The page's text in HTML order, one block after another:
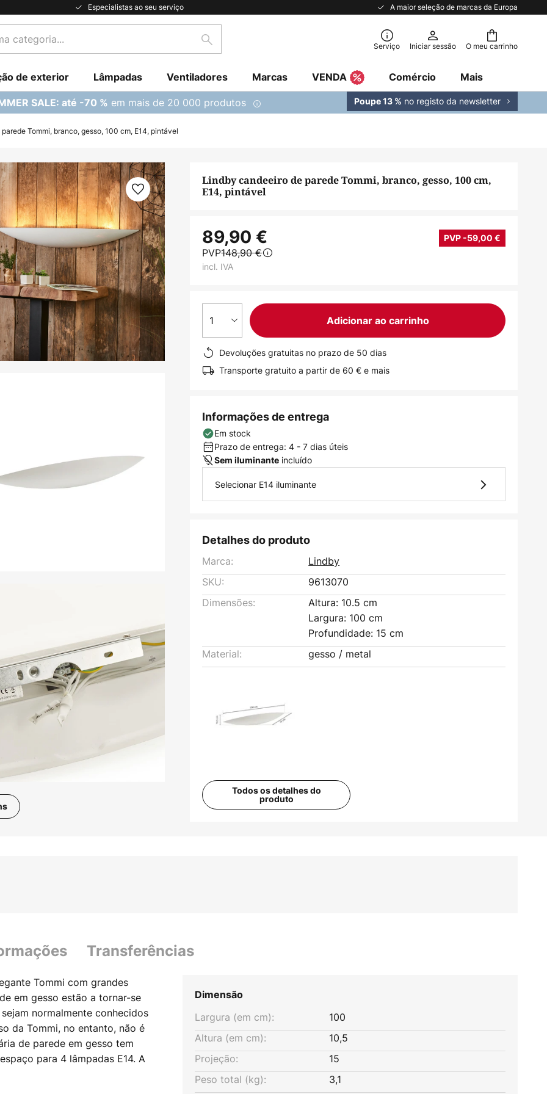
Especialistas ao seu serviço A maior seleção de marcas da Europa
O meu carrinho
Pesquisar Serviço Iniciar sessão
de exterior Lâmpadas Ventiladores Marcas VENDA Comércio Mais
SALE: até -70 % em mais de 20 000 produtos Poupe 13 % no registo da newsletter
Tommi, branco, gesso, 100 cm, E14, pintável
Lindby candeeiro de parede Tommi, branco, gesso, 100 cm,
E14, pintável
89,90 € PVP -59,00 €
PVP148,90 €
incl. IVA
1 Adicionar ao carrinho
Devoluções gratuitas no prazo de 50 dias
Transporte gratuito a partir de 60 € e mais
Informações de entrega
Em stock
Prazo de entrega: 4 - 7 dias úteis
Sem iluminante incluído
Selecionar E14 iluminante
Detalhes do produto
Marca:
Lindby
SKU:
9613070
Dimensões:
Altura: 10.5 cm
Largura: 100 cm
Profundidade: 15 cm
Material:
gesso / metal
Todos os detalhes do
produto
Transferências
Tommi com grandes
em gesso estão a tornar-se
normalmente conhecidos
da Tommi, no entanto, não é
de parede em gesso tem
para 4 lâmpadas E14. A
pelo que a luz só
Dimensão
Largura (em cm):
100
Altura (em cm):
10,5
Projeção:
15
Peso total (kg):
3,1